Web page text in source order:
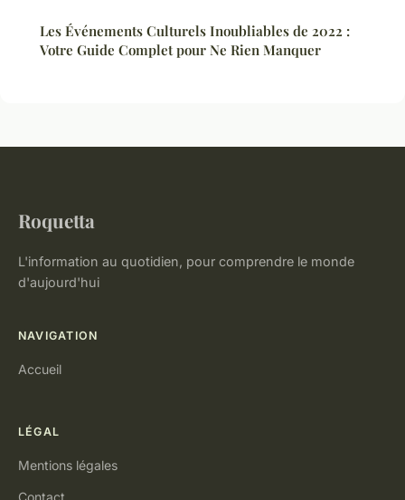
Les Événements Culturels Inoubliables de 2022 :
Votre Guide Complet pour Ne Rien Manquer
Roquetta
L'information au quotidien, pour comprendre le monde
d'aujourd'hui
NAVIGATION
Accueil
LÉGAL
Mentions légales
Contact